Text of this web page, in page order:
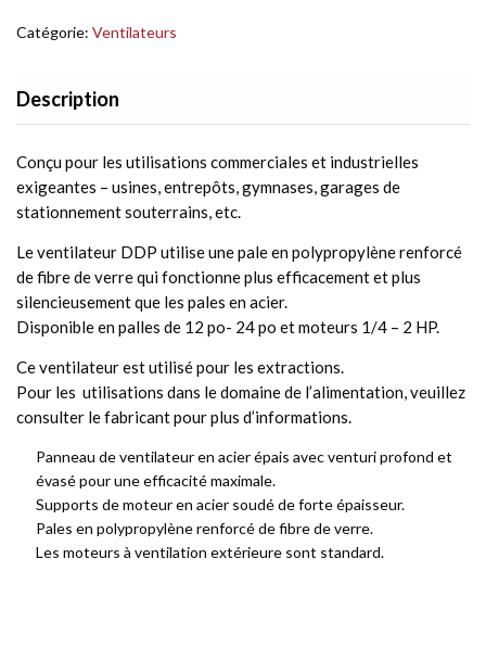
Catégorie: Ventilateurs
Description
Conçu pour les utilisations commerciales et industrielles
exigeantes – usines, entrepôts, gymnases, garages de
stationnement souterrains, etc.
Le ventilateur DDP utilise une pale en polypropylène renforcé
de fibre de verre qui fonctionne plus efficacement et plus
silencieusement que les pales en acier.
Disponible en palles de 12 po- 24 po et moteurs 1/4 – 2 HP.
Ce ventilateur est utilisé pour les extractions.
Pour les utilisations dans le domaine de l’alimentation, veuillez
consulter le fabricant pour plus d’informations.
Panneau de ventilateur en acier épais avec venturi profond et
évasé pour une efficacité maximale.
Supports de moteur en acier soudé de forte épaisseur.
Pales en polypropylène renforcé de fibre de verre.
Les moteurs à ventilation extérieure sont standard.